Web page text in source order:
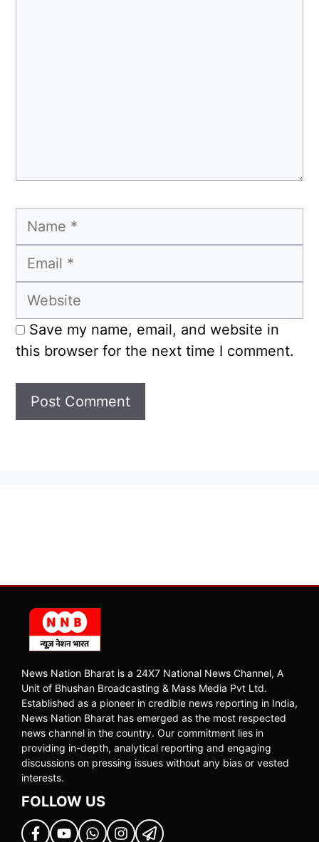
Name
Email
Website
Save my name, email, and website in
this browser for the next time I comment.
News Nation Bharat is a 24X7 National News Channel, A
Unit of Bhushan Broadcasting & Mass Media Pvt Ltd.
Established as a pioneer in credible news reporting in India,
News Nation Bharat has emerged as the most respected
news channel in the country. Our commitment lies in
providing in-depth, analytical reporting and engaging
discussions on pressing issues without any bias or vested
interests.
FOLLOW US